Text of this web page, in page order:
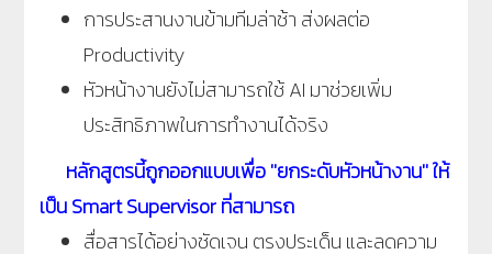
การประสานงานข้ามทีมล่าช้า ส่งผลต่อ
Productivity
หัวหน้างานยังไม่สามารถใช้ AI มาช่วยเพิ่ม
ประสิทธิภาพในการทำงานได้จริง
หลักสูตรนี้ถูกออกแบบเพื่อ ''ยกระดับหัวหน้างาน'' ให้
เป็น Smart Supervisor ที่สามารถ
สื่อสารได้อย่างชัดเจน ตรงประเด็น และลดความ